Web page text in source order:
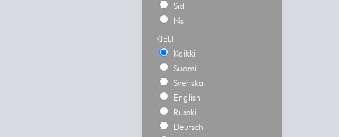
Sid
Ns
KIELI
Kaikki
Suomi
Svenska
English
Russki
Deutsch